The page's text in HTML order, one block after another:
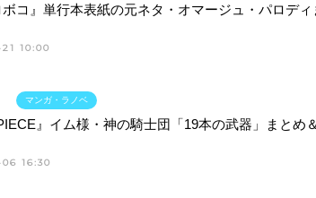
コ』単行本表紙の元ネタ・オマージュ・パロディ
10:00
』イム様・神の騎士団「19本の武器」まとめ
16:30
マンガ・ラノベ